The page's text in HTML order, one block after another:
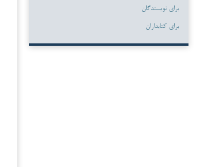
برای نویسندگان
برای کتابداران